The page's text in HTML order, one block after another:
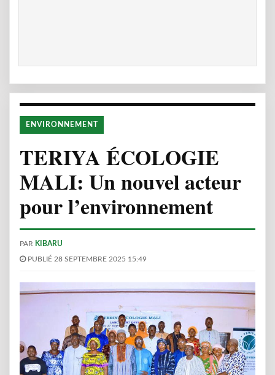
ENVIRONNEMENT
TERIYA ÉCOLOGIE
MALI: Un nouvel acteur
pour l’environnement
PAR KIBARU
PUBLIÉ 28 SEPTEMBRE 2025 15:49